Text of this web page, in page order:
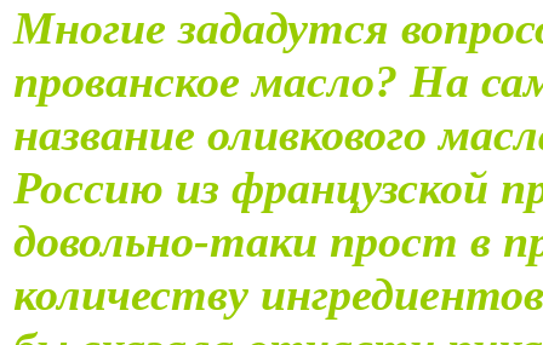
Многие зададутся
прованское масло? На
название оливкового
Россию из французской
довольно-таки прост в
количеству